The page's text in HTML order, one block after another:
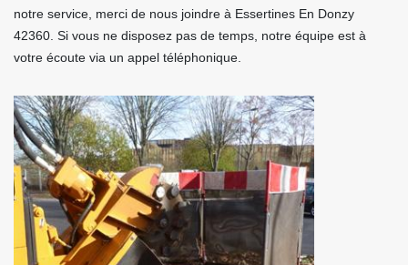
notre service, merci de nous joindre à Essertines En Donzy
42360. Si vous ne disposez pas de temps, notre équipe est à
votre écoute via un appel téléphonique.